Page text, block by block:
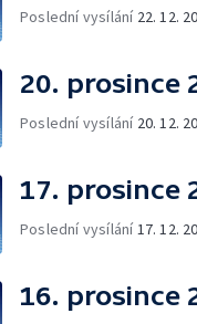
Poslední vysílání 22. 12.
20. prosince
Poslední vysílání 20. 12.
17. prosince
Poslední vysílání17. 12.
16. prosince